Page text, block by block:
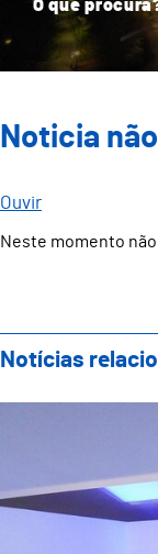
Noticia
Ouvir
Neste momento
Notícias